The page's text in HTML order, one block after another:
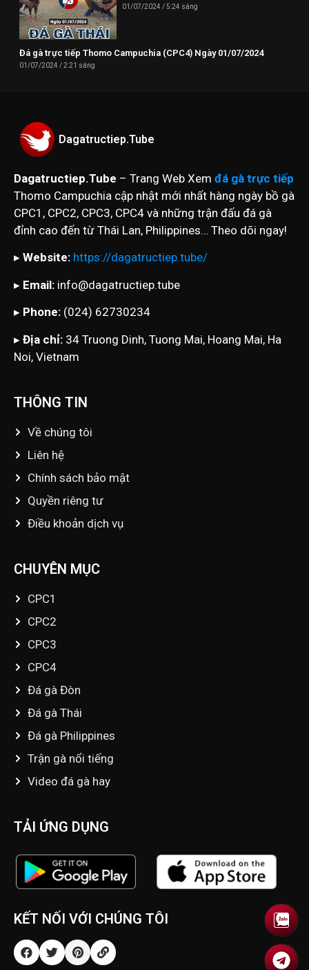
01/07/2024 5:24 sáng
Đá gà trực tiếp Thomo Campuchia (CPC4) Ngày 01/07/2024
01/07/2024 2:21 sáng
Dagatructiep.Tube
Dagatructiep.Tube – Trang Web Xem đá gà trực tiếp
Thomo Campuchia cập nhật mới nhất hàng ngày bồ gà
CPC1, CPC2, CPC3, CPC4 và những trận đấu đá gà
đỉnh cao đến từ Thái Lan, Philippines… Theo dõi ngay!
▸ Website: https://dagatructiep.tube/
▸ Email: info@dagatructiep.tube
▸ Phone: (024) 62730234
▸ Địa chỉ: 34 Truong Dinh, Tuong Mai, Hoang Mai, Ha
Noi, Vietnam
THÔNG TIN
Về chúng tôi
Liên hệ
Chính sách bảo mật
Quyền riêng tư
Điều khoản dịch vụ
CHUYÊN MỤC
CPC1
CPC2
CPC3
CPC4
Đá gà Đòn
Đá gà Thái
Đá gà Philippines
Trận gà nổi tiếng
Video đá gà hay
TẢI ỨNG DỤNG
KẾT NỐI VỚI CHÚNG TÔI